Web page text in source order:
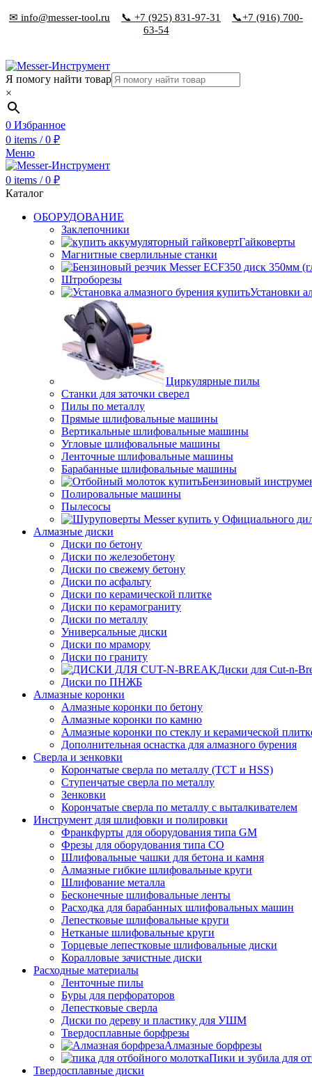
✉ info@messer-tool.ru 📞 +7 (925) 831-97-31
📞+7 (916) 700-
63-54
Я помогу найти товар
×
0 Избранное
0 items / 0 ₽
Меню
0 items / 0 ₽
Каталог
ОБОРУДОВАНИЕ
Заклепочники
Гайковерты
Магнитные сверлильные станки
Штроборезы
Установки
Циркулярные пилы
Станки для заточки сверел
Пилы по металлу
Прямые шлифовальные машины
Вертикальные шлифовальные машины
Угловые шлифовальные машины
Ленточные шлифовальные машины
Барабанные шлифовальные машины
Бензиновый
Полировальные машины
Пылесосы
Алмазные диски
Диски по бетону
Диски по железобетону
Диски по свежему бетону
Диски по асфальту
Диски по керамической плитке
Диски по керамограниту
Диски по металлу
Универсальные диски
Диски по мрамору
Диски по граниту
Диски для Cut-n-
Диски по ПНЖБ
Алмазные коронки
Алмазные коронки по бетону
Алмазные коронки по камню
Алмазные коронки по стеклу и керамической
Дополнительная оснастка для алмазного бурения
Сверла и зенковки
Корончатые сверла по металлу (TCT и HSS)
Ступенчатые сверла по металлу
Зенковки
Корончатые сверла по металлу c выталкивателем
Инструмент для шлифовки и полировки
Франкфурты для оборудования типа GM
Фрезы для оборудования типа СО
Шлифовальные чашки для бетона и камня
Алмазные гибкие шлифовальные круги
Шлифование металла
Бесконечные шлифовальные ленты
Расходка для барабанных шлифовальных машин
Лепестковые шлифовальные круги
Нетканые шлифовальные круги
Торцевые лепестковые шлифовальные диски
Коралловые зачистные диски
Расходные материалы
Ленточные пилы
Буры для перфораторов
Лепестковые сверла
Диски по дереву и пластику для УШМ
Твердосплавные борфрезы
Алмазные борфрезы
Пики и зубила для
Твердосплавные диски